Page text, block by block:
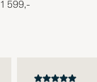
1 599,-